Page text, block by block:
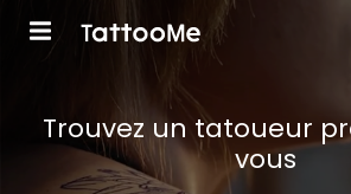
Trouvez un tatoueur
vous